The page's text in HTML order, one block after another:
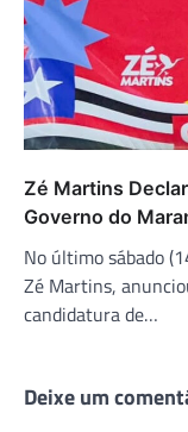
Zé Martins
Governo do
No último sábado
Zé Martins,
candidatura de…
Deixe um